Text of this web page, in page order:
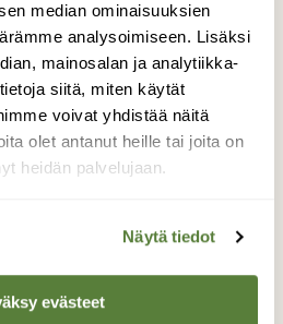
median ominaisuuksien
analysoimiseen. Lisäksi
mainosalan ja analytiikka-
siitä, miten käytät
voivat yhdistää näitä
olet antanut heille tai joita on
heidän palvelujaan.
Näytä tiedot
evästeet
olla kotimaista
nimeä.
Pelkonen, Jyväskylä
LISTAAN